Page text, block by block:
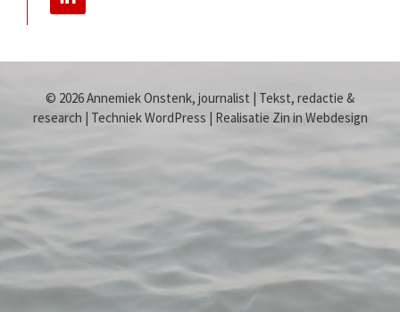
© 2026 Annemiek Onstenk, journalist | Tekst, redactie &
research | Techniek WordPress | Realisatie Zin in Webdesign